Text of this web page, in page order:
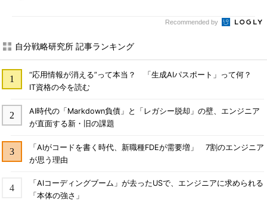
Recommended by
自分戦略研究所 記事ランキング
“応用情報が消える”って本当？ 「生成AIパスポート」って何？
IT資格の今を読む
AI時代の「Markdown負債」と「レガシー脱却」の壁、エンジニア
が直面する新・旧の課題
「AIがコードを書く時代、新職種FDEが需要増」 7割のエンジニア
が思う理由
「AIコーディングブーム」が去ったUSで、エンジニアに求められる
「本体の強さ」